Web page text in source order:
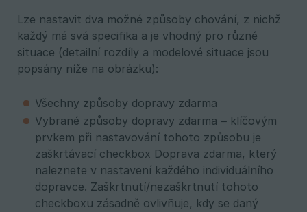
Lze nastavit dva možné způsoby chování, z nichž
každý má svá specifika a je vhodný pro různé
situace (detailní rozdíly a modelové situace jsou
popsány níže na obrázku):
Všechny způsoby dopravy zdarma
Vybrané způsoby dopravy zdarma – klíčovým
prvkem při nastavování tohoto způsobu je
zaškrtávací checkbox Doprava zdarma, který
naleznete v nastavení každého individuálního
dopravce. Zaškrtnutí/nezaškrtnutí tohoto
checkboxu zásadně ovlivňuje, kdy se daný